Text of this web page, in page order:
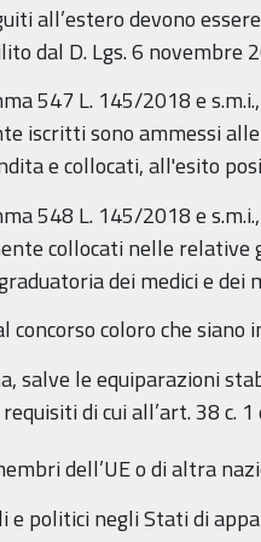
all’estero devono
dal D. Lgs. 6 novembre
547 L. 145/2018 e
iscritti sono ammessi
e collocati, all'esito
548 L. 145/2018 e
collocati nelle relative
dei medici e dei
concorso coloro che
salve le equiparazioni
di cui all’art. 38 c.
dell’UE o di altra
e politici negli Stati di